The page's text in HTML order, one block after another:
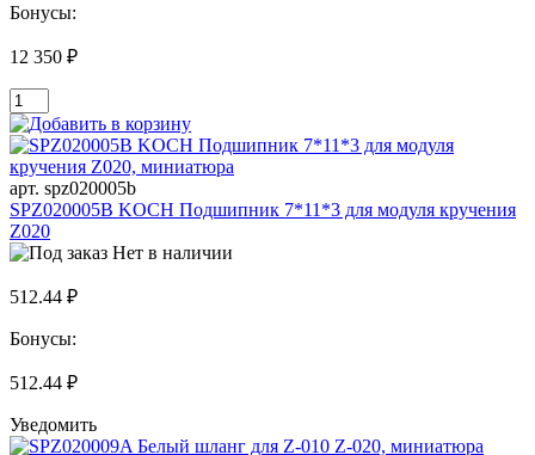
Бонусы:
12 350 ₽
арт. spz020005b
SPZ020005B KOCH Подшипник 7*11*3 для модуля кручения
Z020
Нет в наличии
512.44 ₽
Бонусы:
512.44 ₽
Уведомить